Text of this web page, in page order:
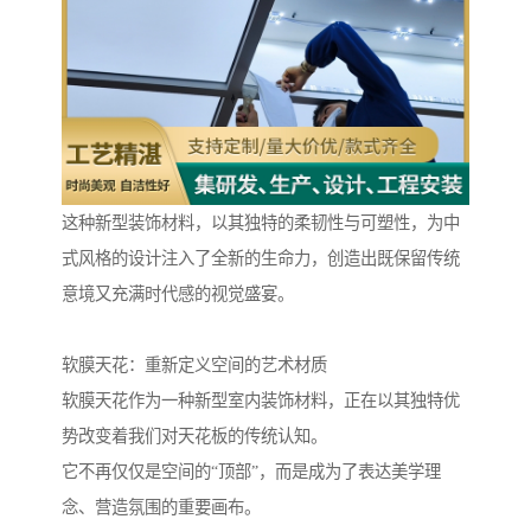
这种新型装饰材料，以其独特的柔韧性与可塑性，为中
式风格的设计注入了全新的生命力，创造出既保留传统
意境又充满时代感的视觉盛宴。
软膜天花：重新定义空间的艺术材质
软膜天花作为一种新型室内装饰材料，正在以其独特优
势改变着我们对天花板的传统认知。
它不再仅仅是空间的“顶部”，而是成为了表达美学理
念、营造氛围的重要画布。